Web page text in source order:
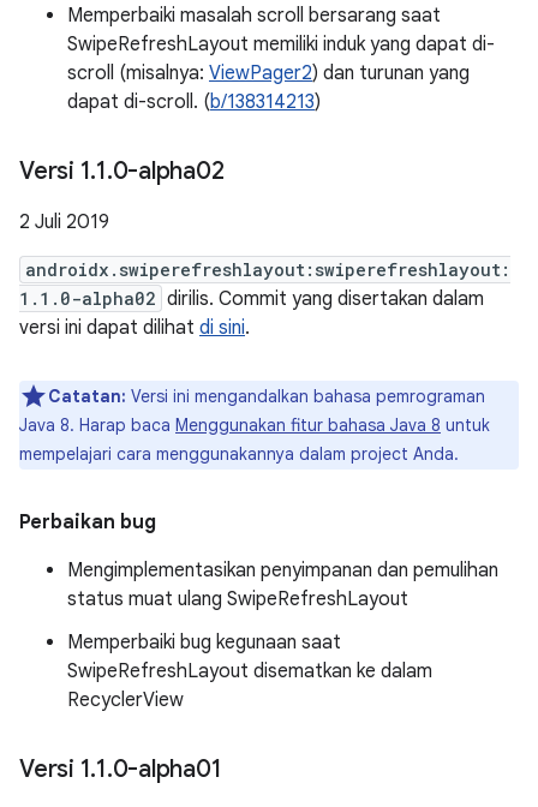
Memperbaiki masalah scroll bersarang saat
SwipeRefreshLayout memiliki induk yang dapat di-
scroll (misalnya: ViewPager2) dan turunan yang
dapat di-scroll. (b/138314213)
Versi 1.1.0-alpha02
2 Juli 2019
androidx.swiperefreshlayout:swiperefreshlayout:
1.1.0-alpha02 dirilis. Commit yang disertakan dalam
versi ini dapat dilihat di sini.
Catatan: Versi ini mengandalkan bahasa pemrograman
Java 8. Harap baca Menggunakan fitur bahasa Java 8 untuk
mempelajari cara menggunakannya dalam project Anda.
Perbaikan bug
Mengimplementasikan penyimpanan dan pemulihan
status muat ulang SwipeRefreshLayout
Memperbaiki bug kegunaan saat
SwipeRefreshLayout disematkan ke dalam
RecyclerView
Versi 1.1.0-alpha01